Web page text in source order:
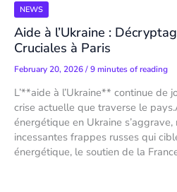
NEWS
Aide à l’Ukraine :
Cruciales à Paris
February 20, 2026/9 minutes of reading
L’**aide à l’Ukraine** continue de
crise actuelle que traverse le
énergétique en Ukraine
incessantes frappes russes qui
énergétique, le soutien de la